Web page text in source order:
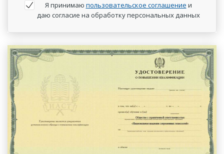
Я принимаю пользовательское соглашение и
даю согласие на обработку персональных данных